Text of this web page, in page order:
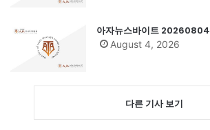
아자뉴스바이트 20260804
August 4, 2026
다른 기사 보기